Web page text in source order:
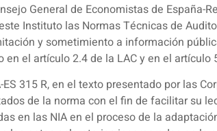
General de Economistas de España-
Instituto las Normas Técnicas de
y sometimiento a información
el artículo 2.4 de la LAC y en el
ES 315 R, en el texto presentado por las
de la norma con el fin de facilitar su
en las NIA en el proceso de la